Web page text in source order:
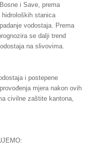
i Save, prema
stanica
vodostaja. Prema
se dalji trend
na slivovima.
i postepene
mjera nakon ovih
civilne zaštite kantona,